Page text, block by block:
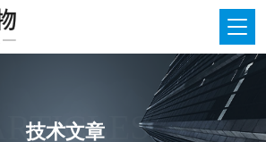
ARTICLES
技术文章